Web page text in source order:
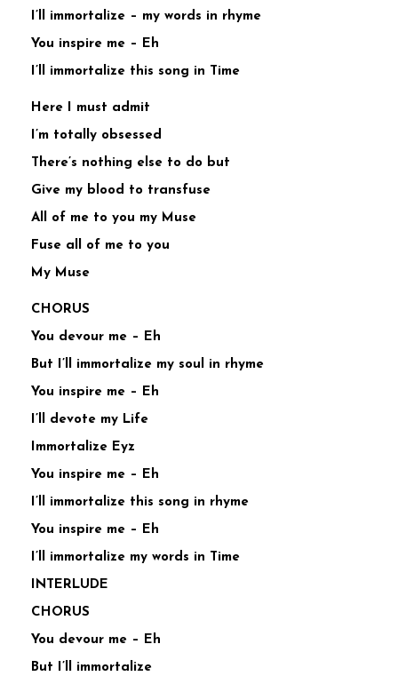
I’ll immortalize – my words in rhyme
You inspire me – Eh
I’ll immortalize this song in Time
Here I must admit
I’m totally obsessed
There’s nothing else to do but
Give my blood to transfuse
All of me to you my Muse
Fuse all of me to you
My Muse
CHORUS
You devour me – Eh
But I’ll immortalize my soul in rhyme
You inspire me – Eh
I’ll devote my Life
Immortalize Eyz
You inspire me – Eh
I’ll immortalize this song in rhyme
You inspire me – Eh
I’ll immortalize my words in Time
INTERLUDE
CHORUS
You devour me – Eh
But I’ll immortalize